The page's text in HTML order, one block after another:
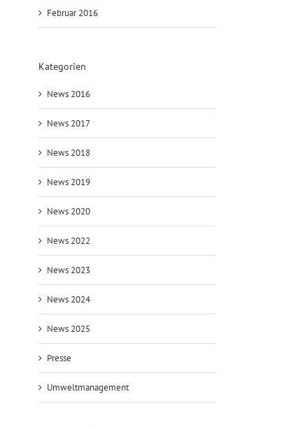
Februar 2016
Kategorien
News 2016
News 2017
News 2018
News 2019
News 2020
News 2022
News 2023
News 2024
News 2025
Presse
Umweltmanagement